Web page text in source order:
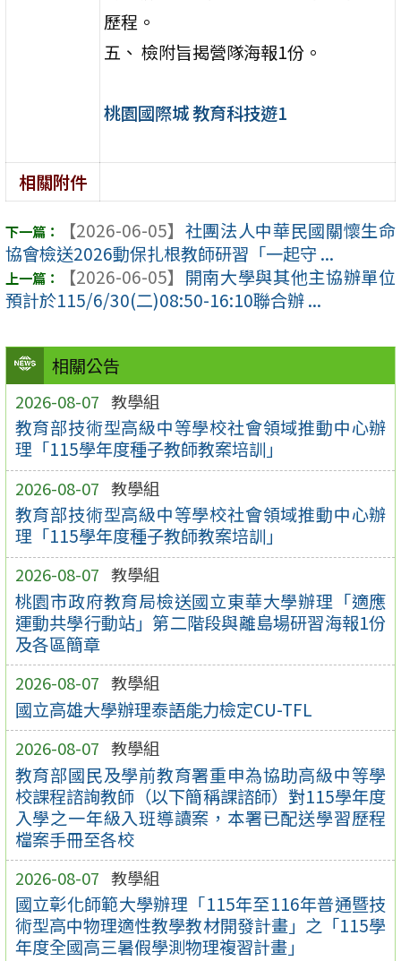
相關公告
2026-08-07 教學組
教育部技術型高級中等學校社會領域推動中心辦
理「115學年度種子教師教案培訓」
2026-08-07 教學組
教育部技術型高級中等學校社會領域推動中心辦
理「115學年度種子教師教案培訓」
2026-08-07 教學組
桃園市政府教育局檢送國立東華大學辦理「適應
運動共學行動站」第二階段與離島場研習海報1份
及各區簡章
2026-08-07 教學組
國立高雄大學辦理泰語能力檢定CU-TFL
2026-08-07 教學組
教育部國民及學前教育署重申為協助高級中等學
校課程諮詢教師（以下簡稱課諮師）對115學年度
入學之一年級入班導讀案，本署已配送學習歷程
檔案手冊至各校
2026-08-07 教學組
國立彰化師範大學辦理「115年至116年普通暨技
術型高中物理適性教學教材開發計畫」之「115學
年度全國高三暑假學測物理複習計畫」
歷程。
五、 檢附旨揭營隊海報1份。
桃園國際城 教育科技遊1
相關附件
【2026-06-05】 社團法人中華民國關懷生命
協會檢送2026動保扎根教師研習「一起守 ...
【2026-06-05】 開南大學與其他主協辦單位
預計於115/6/30(二)08:50-16:10聯合辦 ...